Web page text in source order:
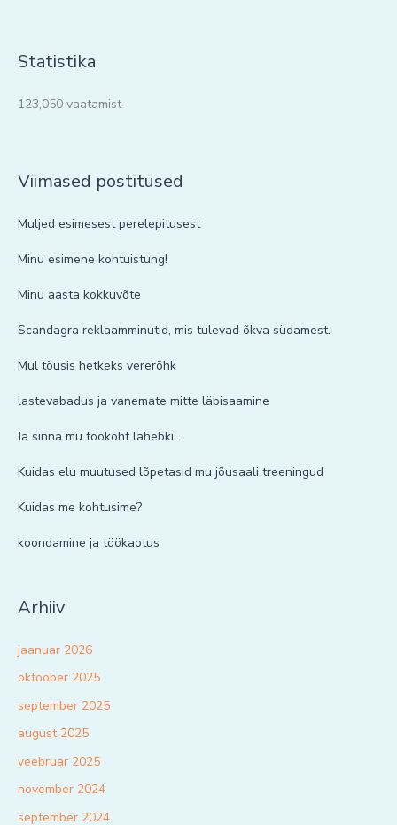
Statistika
123,050 vaatamist
Viimased postitused
Muljed esimesest perelepitusest
Minu esimene kohtuistung!
Minu aasta kokkuvõte
Scandagra reklaamminutid, mis tulevad õkva südamest.
Mul tõusis hetkeks vererõhk
lastevabadus ja vanemate mitte läbisaamine
Ja sinna mu töökoht lähebki..
Kuidas elu muutused lõpetasid mu jõusaali treeningud
Kuidas me kohtusime?
koondamine ja töökaotus
Arhiiv
jaanuar 2026
oktoober 2025
september 2025
august 2025
veebruar 2025
november 2024
september 2024